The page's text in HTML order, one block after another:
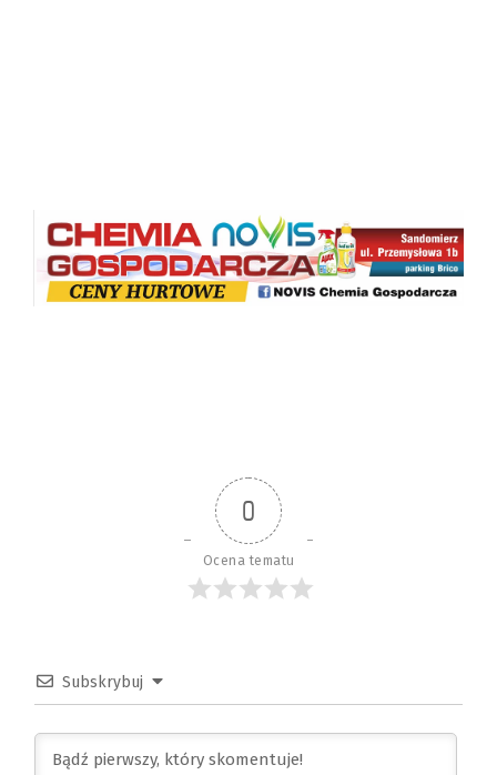
0
Ocena tematu
Subskrybuj